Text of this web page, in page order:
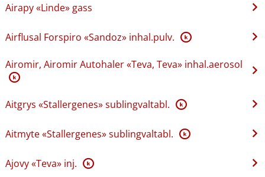
Airapy «Linde» gass
Airflusal Forspiro «Sandoz» inhal.pulv. K
Airomir, Airomir Autohaler «Teva, Teva» inhal.aerosol
K
Aitgrys «Stallergenes» sublingvaltabl. K
Aitmyte «Stallergenes» sublingvaltabl. K
Ajovy «Teva» inj. K